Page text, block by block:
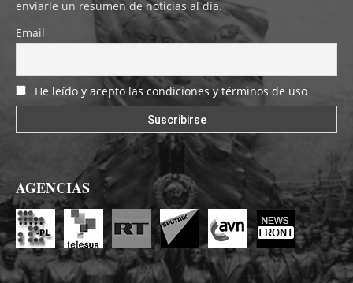
enviarle un resumen de noticias al día.
Email
He leído y acepto las condiciones y términos de uso
AGENCIAS